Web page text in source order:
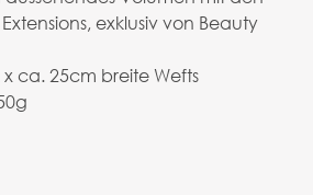
exklusiv von Beauty
x ca. 25cm breite Wefts